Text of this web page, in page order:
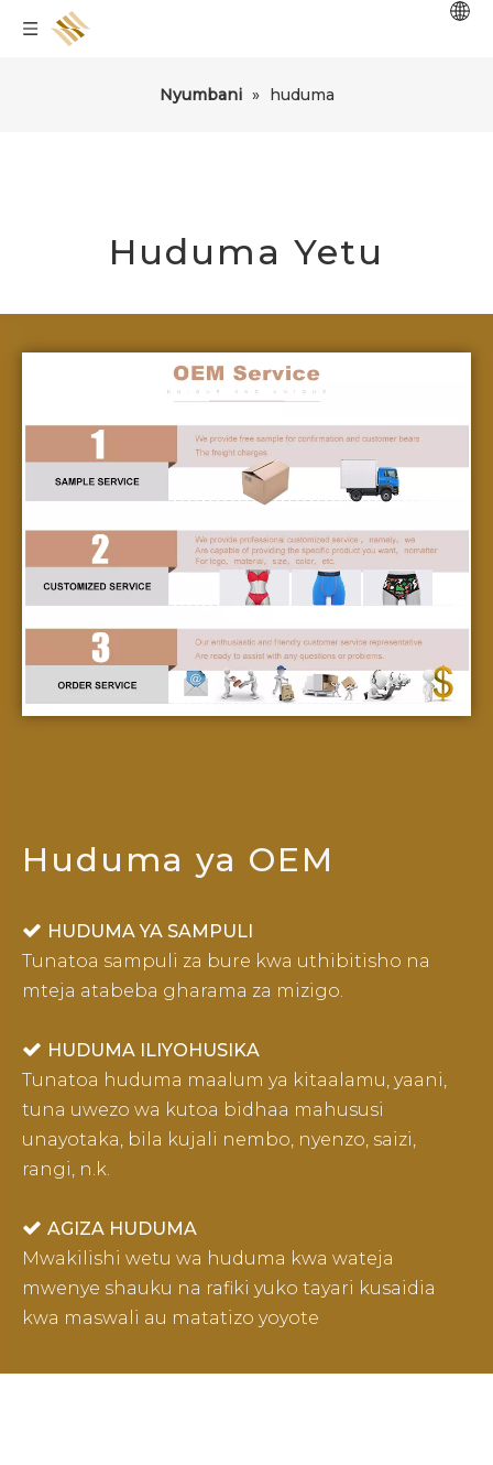
Nyumbani » huduma
Huduma Yetu
Huduma ya OEM
 HUDUMA YA SAMPULI
Tunatoa sampuli za bure kwa uthibitisho na
mteja atabeba gharama za mizigo.
 HUDUMA ILIYOHUSIKA
Tunatoa huduma maalum ya kitaalamu, yaani,
tuna uwezo wa kutoa bidhaa mahususi
unayotaka, bila kujali nembo, nyenzo, saizi,
rangi, n.k.
 AGIZA HUDUMA
Mwakilishi wetu wa huduma kwa wateja
mwenye shauku na rafiki yuko tayari kusaidia
kwa maswali au matatizo yoyote